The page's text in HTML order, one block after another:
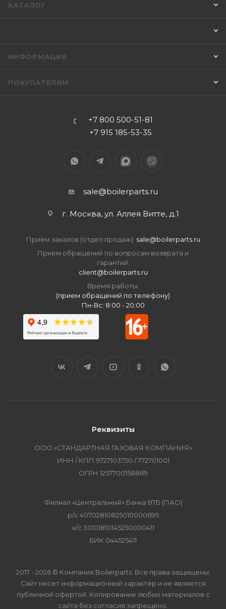
КАТАЛОГ
ИНФОРМАЦИЯ
ПОКУПАТЕЛЯМ
+7 800 500-51-81
+7 915 185-53-35
sale@boilerparts.ru
г. Москва, ул. Аллея Витте, д.1
Приём заказов (отдел продаж): sale@boilerparts.ru
Приём обращений по вопросам возврата и
гарантий:
client@boilerparts.ru
Время работы:
(прием обращений по телефону)
Пн-Вс: 8:00 - 20:00
Реквизиты
ООО «СТАНДАРТНАЯ ГАЗОВАЯ КОМПАНИЯ»
ИНН / КПП 9727103750 / 772701001
ОГРН 1257700158869
Филиал «Центральный» Банка ВТБ (ПАО)
р/с 40702810825010000695
к/с 30101810145250000411
БИК 044525411
2017 - 2026 © Компания Boilerparts. Все права защищены.
Сайт несет информационный характер и не является
публичной офертой. Копирование любых материалов с
сайта без согласия запрещено.